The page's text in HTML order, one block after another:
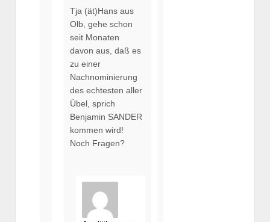
Tja (ät)Hans aus
Olb, gehe schon
seit Monaten
davon aus, daß es
zu einer
Nachnominierung
des echtesten aller
Übel, sprich
Benjamin SANDER
kommen wird!
Noch Fragen?